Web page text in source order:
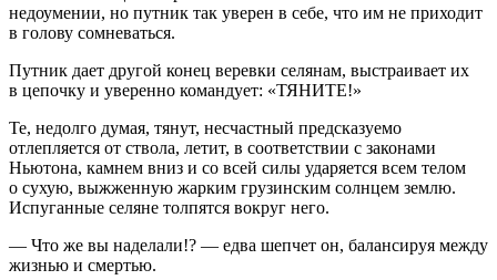
недоумении, но путник так уверен в себе, что им не приходит
в голову сомневаться.
Путник дает другой конец веревки селянам, выстраивает их
в цепочку и уверенно командует: «ТЯНИТЕ!»
Те, недолго думая, тянут, несчастный предсказуемо
отлепляется от ствола, летит, в соответствии с законами
Ньютона, камнем вниз и со всей силы ударяется всем телом
о сухую, выжженную жарким грузинским солнцем землю.
Испуганные селяне толпятся вокруг него.
— Что же вы наделали!? — едва шепчет он, балансируя между
жизнью и смертью.